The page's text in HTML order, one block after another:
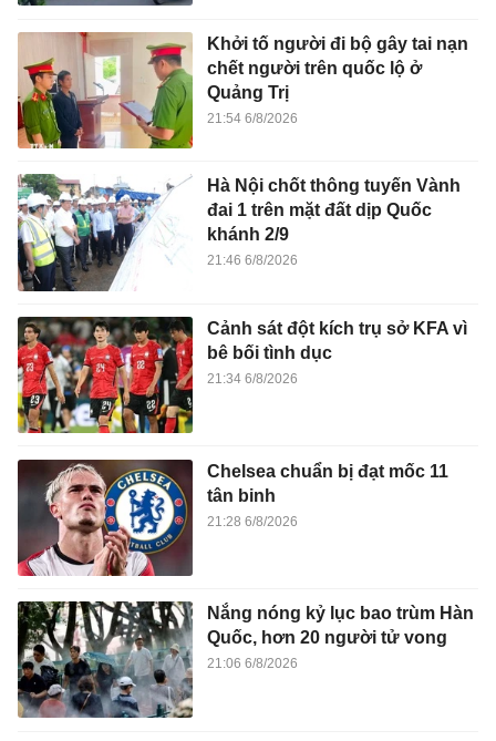
Khởi tố người đi bộ gây tai nạn
chết người trên quốc lộ ở
Quảng Trị
21:54 6/8/2026
Hà Nội chốt thông tuyến Vành
đai 1 trên mặt đất dịp Quốc
khánh 2/9
21:46 6/8/2026
Cảnh sát đột kích trụ sở KFA vì
bê bối tình dục
21:34 6/8/2026
Chelsea chuẩn bị đạt mốc 11
tân binh
21:28 6/8/2026
Nắng nóng kỷ lục bao trùm Hàn
Quốc, hơn 20 người tử vong
21:06 6/8/2026